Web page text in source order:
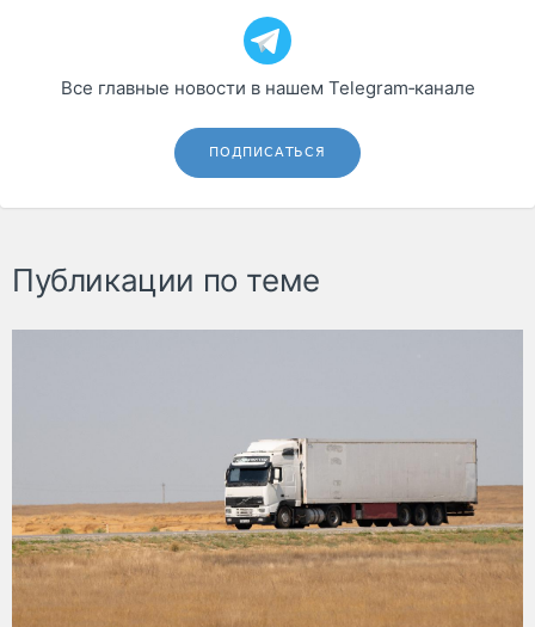
Все главные новости в нашем Telegram‑канале
ПОДПИСАТЬСЯ
Публикации по теме